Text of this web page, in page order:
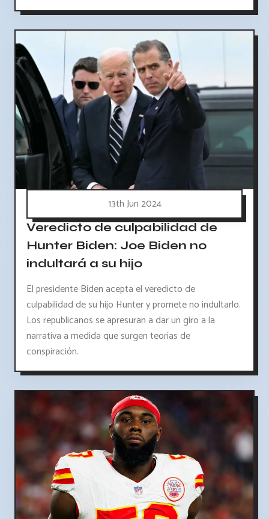
13th Jun 2024
Veredicto de culpabilidad de
Hunter Biden: Joe Biden no
indultará a su hijo
El presidente Biden acepta el veredicto de
culpabilidad de su hijo Hunter y promete no indultarlo.
Los republicanos se apresuran a dar un giro a la
narrativa a medida que surgen teorías de
conspiración.